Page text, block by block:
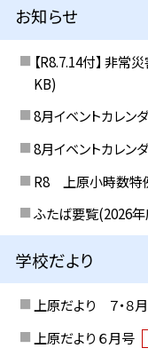
お知らせ
【R8.7.14付】 非常
KB)
8月イベントカレン
8月イベントカレン
R8 上原小時数特
ふたば要覧(2026
学校だより
上原だより ７・８
上原だより ６月号